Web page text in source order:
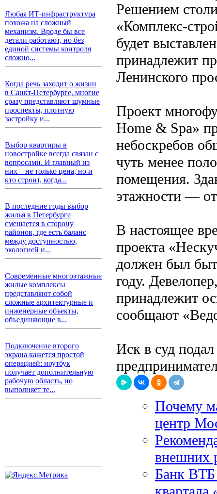
Любая ИТ-инфраструктура
похожа на сложный
механизм. Вроде бы все
детали работают, но без
единой системы контроля
сложно...
Когда речь заходит о жизни
в Санкт-Петербурге, многие
сразу представляют шумные
проспекты, плотную
застройку и...
Выбор квартиры в
новостройке всегда связан с
вопросами. И главный из
них – не только цена, но и
кто строит, когда...
В последние годы выбор
жилья в Петербурге
смещается в сторону
районов, где есть баланс
между доступностью,
экологией и...
Современные многоэтажные
жилые комплексы
представляют собой
сложные архитектурные и
инженерные объекты,
объединяющие в...
Подключение второго
экрана кажется простой
операцией: ноутбук
получает дополнительную
рабочую область, но
выполняет те...
Решением
«Комплекс-
будет
принадлежит
Ленинского
Проект
Home & Spa»
небоскребов
чуть менее
помещения.
этажности —
В настоящее
проекта
должен был
году.
принадлежит
сообщают
Иск в суд
Почему
центр
внешних
Банк ВТБ